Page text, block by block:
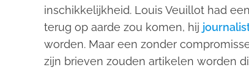
inschikkelijkheid. Louis Veuillot had
terug op aarde zou komen, hij
worden. Maar een zonder
zijn brieven zouden artikelen worden